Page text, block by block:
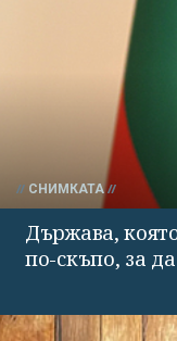
СНИМКАТА
Държава,
по-скъпо, за